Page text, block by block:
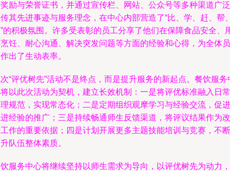
励与荣誉证书，并通过宣传栏、网站、公众号等多种渠道广泛
其先进事迹与服务理念，在中心内部营造了“比、学、赶、帮
的积极氛围。许多受表彰的员工分享了他们在保障食品安全、
饪、耐心沟通、解决突发问题等方面的经验和心得，为全体员
出了生动表率。
“评优树先”活动不是终点，而是提升服务的新起点。餐饮服务
以此次活动为契机，建立长效机制：一是将评优标准融入日常
规范，实现常态化；二是定期组织观摩学习与经验交流，促进
经验的推广；三是持续畅通师生反馈渠道，将评议结果作为改
作的重要依据；四是计划开展更多主题技能培训与竞赛，不断
队伍整体素质。
服务中心将继续坚持以师生需求为导向，以评优树先为动力，